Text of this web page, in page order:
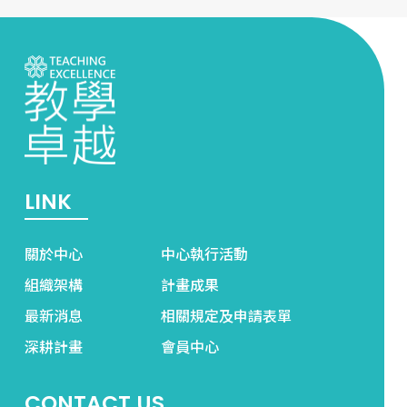
LINK
關於中心
中心執行活動
組織架構
計畫成果
最新消息
相關規定及申請表單
深耕計畫
會員中心